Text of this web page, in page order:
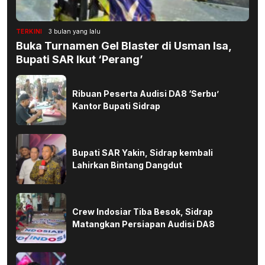
TERKINI 3 bulan yang lalu
Buka Turnamen Gel Blaster di Usman Isa,
Bupati SAR Ikut ‘Perang’
Ribuan Peserta Audisi DA8 ‘Serbu’
Kantor Bupati Sidrap
Bupati SAR Yakin, Sidrap kembali
Lahirkan Bintang Dangdut
Crew Indosiar Tiba Besok, Sidrap
Matangkan Persiapan Audisi DA8